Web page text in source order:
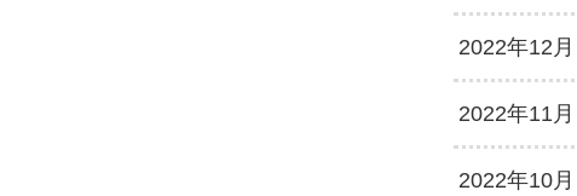
2022年12月
2022年11月
2022年10月